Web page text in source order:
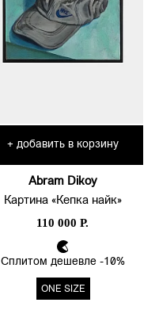
+ добавить в корзину
Abram Dikoy
Картина «Кепка найк»
110 000 Р.
Сплитом дешевле -10%
ONE SIZE